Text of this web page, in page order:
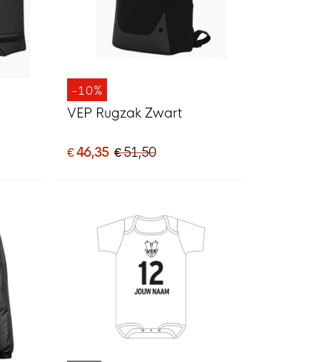
-10%
VEP Rugzak Zwart
€ 46,35 € 51,50